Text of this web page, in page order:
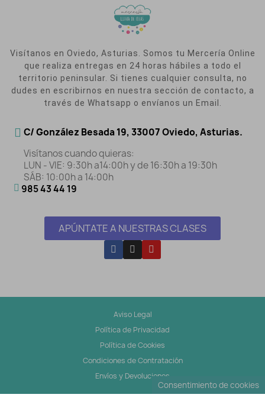
Visítanos en Oviedo, Asturias. Somos tu Mercería Online
que realiza entregas en 24 horas hábiles a todo el
territorio peninsular. Si tienes cualquier consulta, no
dudes en escribirnos en nuestra sección de contacto, a
través de Whatsapp o envíanos un Email.
C/ González Besada 19, 33007 Oviedo, Asturias.
Visítanos cuando quieras:
LUN - VIE: 9:30h a14:00h y de 16:30h a 19:30h
SÁB: 10:00h a 14:00h
985 43 44 19
APÚNTATE A NUESTRAS CLASES
Aviso Legal
Política de Privacidad
Política de Cookies
Condiciones de Contratación
Envíos y Devoluciones
Consentimiento de cookies